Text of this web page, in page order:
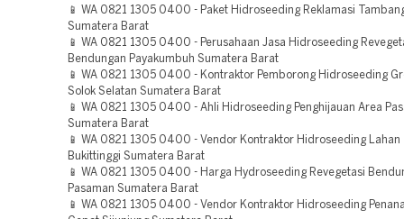
📱 WA 0821 1305 0400 - Paket Hidroseeding Reklamasi
Sumatera Barat
📱 WA 0821 1305 0400 - Perusahaan Jasa Hidroseeding
Bendungan Payakumbuh Sumatera Barat
📱 WA 0821 1305 0400 - Kontraktor Pemborong Hidroseeding
Solok Selatan Sumatera Barat
📱 WA 0821 1305 0400 - Ahli Hidroseeding Penghijauan Area
Sumatera Barat
📱 WA 0821 1305 0400 - Vendor Kontraktor Hidroseeding Lahan
Bukittinggi Sumatera Barat
📱 WA 0821 1305 0400 - Harga Hydroseeding Revegetasi
Pasaman Sumatera Barat
📱 WA 0821 1305 0400 - Vendor Kontraktor Hidroseeding